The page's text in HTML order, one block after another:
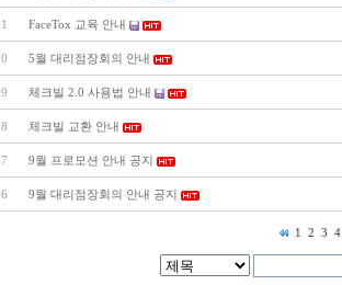
FaceTox 교육 안내
5월 대리점장회의 안내
체크빌 2.0 사용법 안내
체크빌 교환 안내
9월 프로모션 안내 공지
9월 대리점장회의 안내 공지
1 2 3 4